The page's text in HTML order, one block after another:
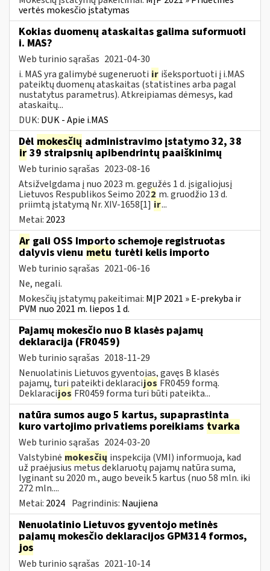
vertės mokesčio įstatymas
Kokias duomenų ataskaitas galima suformuoti
i. MAS?
Web turinio sąrašas 2021-04-30
i. MAS yra galimybė sugeneruoti ir išeksportuoti į i.MAS
pateiktų duomenų ataskaitas (statistines arba pagal
nustatytus parametrus). Atkreipiamas dėmesys, kad
ataskaitų...
DUK: DUK - Apie i.MAS
Dėl mokesčių administravimo įstatymo 32, 38
ir 39 straipsnių apibendrintų paaiškinimų
Web turinio sąrašas 2023-08-16
Atsižvelgdama į nuo 2023 m. gegužės 1 d. įsigaliojusį
Lietuvos Respublikos Seimo 2022 m. gruodžio 13 d.
priimtą įstatymą Nr. XIV-1658[1]ir...
Metai: 2023
Ar gali OSS Importo schemoje registruotas
dalyvis vienu metu turėti kelis importo
Web turinio sąrašas 2021-06-16
Ne, negali.
Mokesčių įstatymų pakeitimai: MĮP 2021 » E-prekyba ir
PVM nuo 2021 m. liepos 1 d.
Pajamų mokesčio nuo B klasės pajamų
deklaracija (FR0459)
Web turinio sąrašas 2018-11-29
Nenuolatinis Lietuvos gyventojas, gavęs B klasės
pajamų, turi pateikti deklaracijos FR0459 formą.
Deklaracijos FR0459 forma turi būti pateikta...
natūra sumos augo 5 kartus, supaprastinta
kuro vartojimo privatiems poreikiams tvarka
Web turinio sąrašas 2024-03-20
Valstybinė mokesčių inspekcija (VMI) informuoja, kad
už praėjusius metus deklaruotų pajamų natūra suma,
lyginant su 2020 m., augo beveik 5 kartus (nuo 58 mln. iki
272 mln....
Metai: 2024 Pagrindinis: Naujiena
Nenuolatinio Lietuvos gyventojo metinės
pajamų mokesčio deklaracijos GPM314 formos,
jos
Web turinio sąrašas 2021-10-14